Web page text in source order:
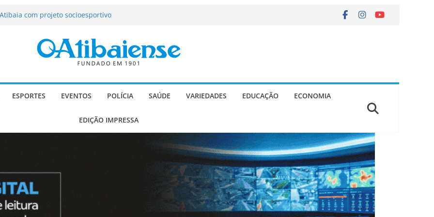
de Atibaia tem 1.600 vagas
passa a contar com novo reforço
e Morango abre programação
ESPORTES EVENTOS POLÍCIA SAÚDE VARIEDADES EDUCAÇÃO ECONOMIA
EDIÇÃO IMPRESSA